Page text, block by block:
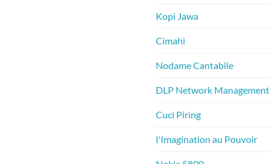
Kopi Jawa
Cimahi
Nodame Cantabile
DLP Network Management
Cuci Piring
l'Imagination au Pouvoir